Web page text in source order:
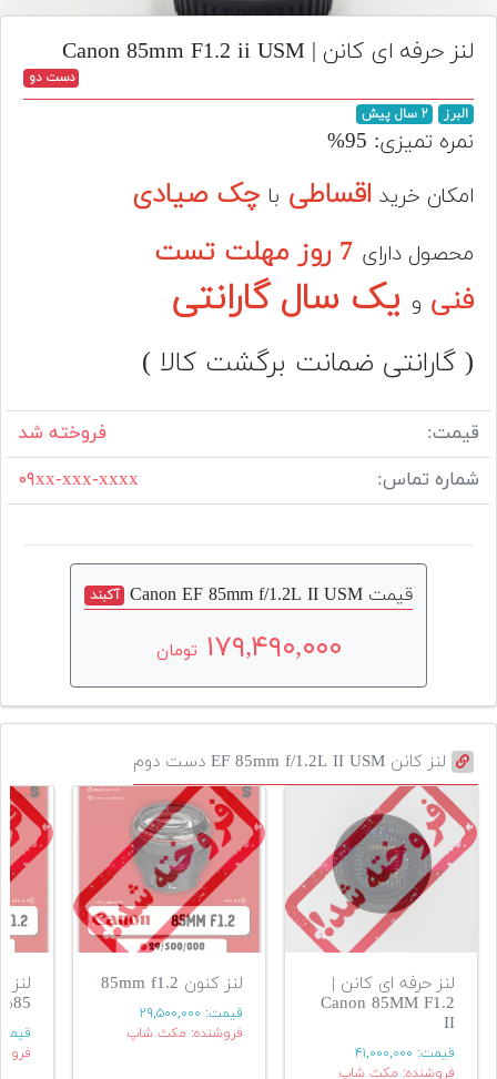
تجهیزات
مکث
افزودن
محصول
دست
دوم
لیست
دوربین
بله
لنز حرفه ای کانن | Canon 85mm F1.2 ii USM
دست دو
البرز ۲ سال پیش
نمره تمیزی: 95%
امکان خرید اقساطی با چک صیادی
محصول دارای
7 روز مهلت تست
فنی و یک سال گارانتی
( گارانتی ضمانت برگشت کالا )
قیمت:
فروخته شد
شماره تماس:
۰۹xx-xxx-xxxx
قیمت Canon EF 85mm f/1.2L II USM آکبند
۱۷۹,۴۹۰,۰۰۰ تومان
لنز کانن EF 85mm f/1.2L II USM دست دوم
لنز حرفه ای کانن |
Canon 85MM F1.2
II
قیمت: ۴۱,۰۰۰,۰۰۰
فروشنده: مکث شاپ
لنز کنون 85mm f1.2
قیمت: ۲۹,۵۰۰,۰۰۰
فروشنده: مکث شاپ
لنز
85میلیمتر f1.2